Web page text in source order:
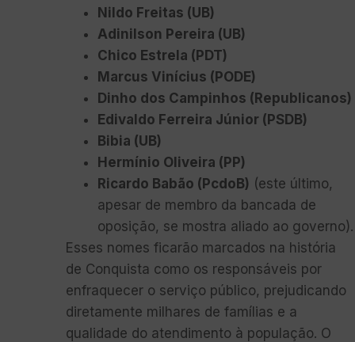
Nildo Freitas (UB)
Adinilson Pereira (UB)
Chico Estrela (PDT)
Marcus Vinícius (PODE)
Dinho dos Campinhos (Republicanos)
Edivaldo Ferreira Júnior (PSDB)
Bibia (UB)
Hermínio Oliveira (PP)
Ricardo Babão (PcdoB) (este último,
apesar de membro da bancada de
oposição, se mostra aliado ao governo).
Esses nomes ficarão marcados na história
de Conquista como os responsáveis por
enfraquecer o serviço público, prejudicando
diretamente milhares de famílias e a
qualidade do atendimento à população. O